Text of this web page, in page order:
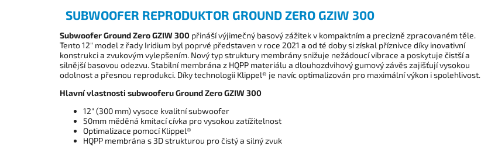
SUBWOOFER REPRODUKTOR GROUND ZERO GZIW 300
Subwoofer Ground Zero GZIW 300 přináší výjimečný basový zážitek v kompaktním a precizně zpracovaném těle.
Tento 12" model z řady Iridium byl poprvé představen v roce 2021 a od té doby si získal příznivce díky inovativní
konstrukci a zvukovým vylepšením. Nový typ struktury membrány snižuje nežádoucí vibrace a poskytuje čistší a
silnější basovou odezvu. Stabilní membrána z HQPP materiálu a dlouhozdvihový gumový závěs zajišťují vysokou
odolnost a přesnou reprodukci. Díky technologii Klippel® je navíc optimalizován pro maximální výkon i spolehlivost.
Hlavní vlastnosti subwooferu Ground Zero GZIW 300
12" (300 mm) vysoce kvalitní subwoofer
50mm měděná kmitací cívka pro vysokou zatížitelnost
Optimalizace pomocí Klippel®
HQPP membrána s 3D strukturou pro čistý a silný zvuk